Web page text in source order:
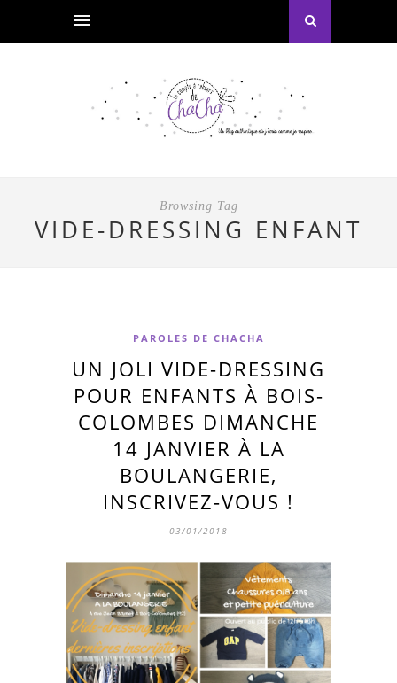
Browsing Tag
VIDE-DRESSING ENFANT
PAROLES DE CHACHA
UN JOLI VIDE-DRESSING
POUR ENFANTS À BOIS-
COLOMBES DIMANCHE
14 JANVIER À LA
BOULANGERIE,
INSCRIVEZ-VOUS !
03/01/2018